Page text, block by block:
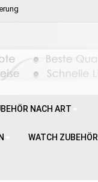
NACH ART
WATCH ZUBEHÖR